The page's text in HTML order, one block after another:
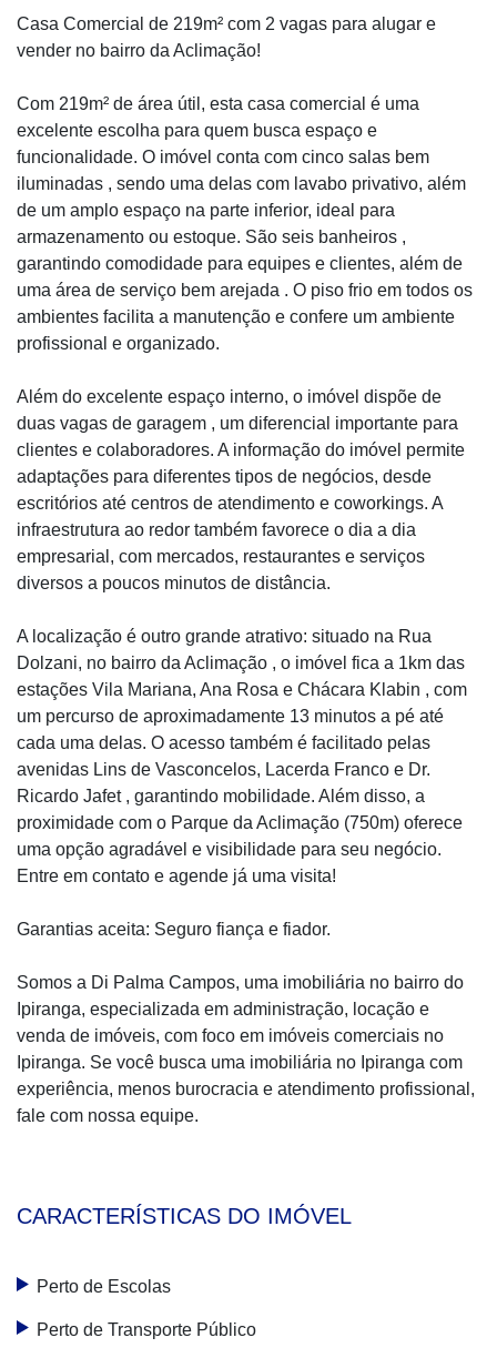
Casa Comercial de 219m² com 2 vagas para alugar e
vender no bairro da Aclimação!
Com 219m² de área útil, esta casa comercial é uma
excelente escolha para quem busca espaço e
funcionalidade. O imóvel conta com cinco salas bem
iluminadas , sendo uma delas com lavabo privativo, além
de um amplo espaço na parte inferior, ideal para
armazenamento ou estoque. São seis banheiros ,
garantindo comodidade para equipes e clientes, além de
uma área de serviço bem arejada . O piso frio em todos os
ambientes facilita a manutenção e confere um ambiente
profissional e organizado.
Além do excelente espaço interno, o imóvel dispõe de
duas vagas de garagem , um diferencial importante para
clientes e colaboradores. A informação do imóvel permite
adaptações para diferentes tipos de negócios, desde
escritórios até centros de atendimento e coworkings. A
infraestrutura ao redor também favorece o dia a dia
empresarial, com mercados, restaurantes e serviços
diversos a poucos minutos de distância.
A localização é outro grande atrativo: situado na Rua
Dolzani, no bairro da Aclimação , o imóvel fica a 1km das
estações Vila Mariana, Ana Rosa e Chácara Klabin , com
um percurso de aproximadamente 13 minutos a pé até
cada uma delas. O acesso também é facilitado pelas
avenidas Lins de Vasconcelos, Lacerda Franco e Dr.
Ricardo Jafet , garantindo mobilidade. Além disso, a
proximidade com o Parque da Aclimação (750m) oferece
uma opção agradável e visibilidade para seu negócio.
Entre em contato e agende já uma visita!
Garantias aceita: Seguro fiança e fiador.
Somos a Di Palma Campos, uma imobiliária no bairro do
Ipiranga, especializada em administração, locação e
venda de imóveis, com foco em imóveis comerciais no
Ipiranga. Se você busca uma imobiliária no Ipiranga com
experiência, menos burocracia e atendimento profissional,
fale com nossa equipe.
CARACTERÍSTICAS DO IMÓVEL
Perto de Escolas
Perto de Transporte Público